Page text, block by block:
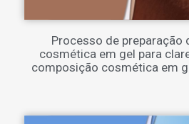
Processo de preparação
cosmética em gel para
composição cosmética em